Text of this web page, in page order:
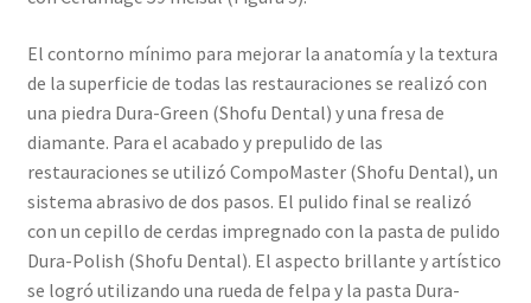
El contorno mínimo para mejorar la anatomía y la textura
de la superficie de todas las restauraciones se realizó con
una piedra Dura-Green (Shofu Dental) y una fresa de
diamante. Para el acabado y prepulido de las
restauraciones se utilizó CompoMaster (Shofu Dental), un
sistema abrasivo de dos pasos. El pulido final se realizó
con un cepillo de cerdas impregnado con la pasta de pulido
Dura-Polish (Shofu Dental). El aspecto brillante y artístico
se logró utilizando una rueda de felpa y la pasta Dura-